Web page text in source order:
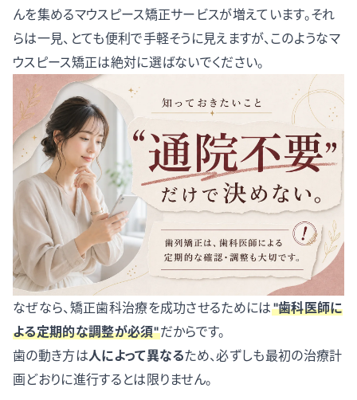
んを集めるマウスピース矯正サービスが増えています。それ
らは一見、とても便利で手軽そうに見えますが、このようなマ
ウスピース矯正は絶対に選ばないでください。
なぜなら、矯正歯科治療を成功させるためには"歯科医師に
よる定期的な調整が必須"だからです。
歯の動き方は人によって異なるため、必ずしも最初の治療計
画どおりに進行するとは限りません。